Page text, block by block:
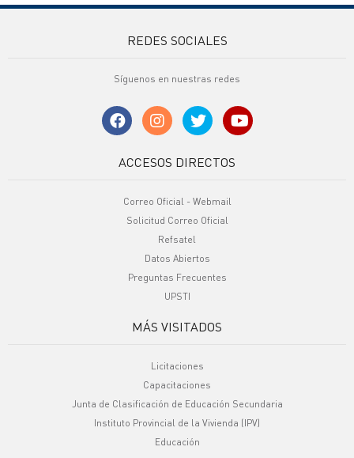
REDES SOCIALES
Síguenos en nuestras redes
ACCESOS DIRECTOS
Correo Oficial - Webmail
Solicitud Correo Oficial
Refsatel
Datos Abiertos
Preguntas Frecuentes
UPSTI
MÁS VISITADOS
Licitaciones
Capacitaciones
Junta de Clasificación de Educación Secundaria
Instituto Provincial de la Vivienda (IPV)
Educación